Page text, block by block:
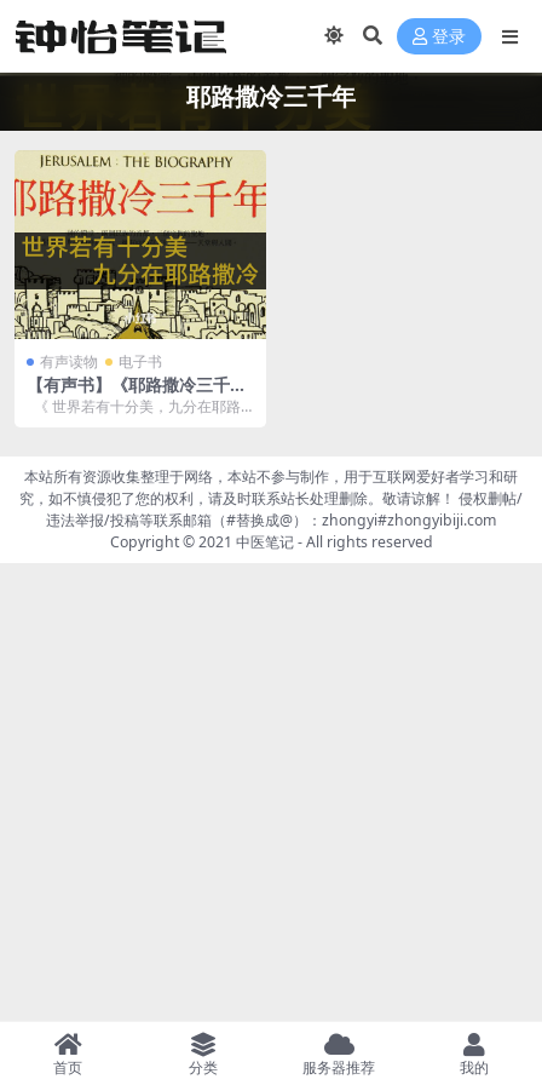
登录
耶路撒冷三千年
有声读物 电子书
【有声书】《耶路撒冷三千
年》世界若有十分美，九分在
影
《 世界若有十分美，九分在耶路
本站所有资源收集整理于网络，本站不参与制作，用于互联网爱好者学习和研
究，如不慎侵犯了您的权利，请及时联系站长处理删除。敬请谅解！ 侵权删帖/
违法举报/投稿等联系邮箱（#替换成@）：zhongyi#zhongyibiji.com
Copyright © 2021 中医笔记- All rights reserved
首页 分类 服务器推荐 我的